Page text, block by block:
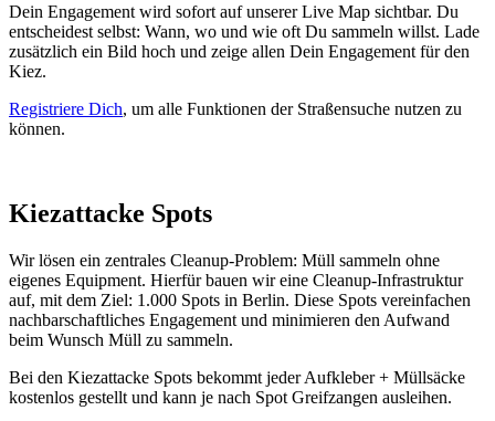
Dein Engagement wird sofort auf unserer Live Map sichtbar. Du
entscheidest selbst: Wann, wo und wie oft Du sammeln willst. Lade
zusätzlich ein Bild hoch und zeige allen Dein Engagement für den
Kiez.
Registriere Dich, um alle Funktionen der Straßensuche nutzen zu
können.
Kiezattacke Spots
Wir lösen ein zentrales Cleanup-Problem: Müll sammeln ohne
eigenes Equipment. Hierfür bauen wir eine Cleanup-Infrastruktur
auf, mit dem Ziel: 1.000 Spots in Berlin. Diese Spots vereinfachen
nachbarschaftliches Engagement und minimieren den Aufwand
beim Wunsch Müll zu sammeln.
Bei den Kiezattacke Spots bekommt jeder Aufkleber + Müllsäcke
kostenlos gestellt und kann je nach Spot Greifzangen ausleihen.